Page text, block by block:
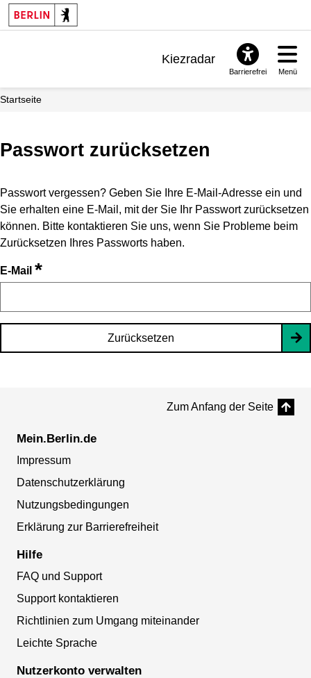
Kiezradar
Barrierefrei Menü
Startseite
Passwort zurücksetzen
Passwort vergessen? Geben Sie Ihre E-Mail-Adresse ein und
Sie erhalten eine E-Mail, mit der Sie Ihr Passwort zurücksetzen
können. Bitte kontaktieren Sie uns, wenn Sie Probleme beim
Zurücksetzen Ihres Passworts haben.
E-Mail *
Zurücksetzen
Zum Anfang der Seite
Mein.Berlin.de
Impressum
Datenschutzerklärung
Nutzungsbedingungen
Erklärung zur Barrierefreiheit
Hilfe
FAQ und Support
Support kontaktieren
Richtlinien zum Umgang miteinander
Leichte Sprache
Nutzerkonto verwalten